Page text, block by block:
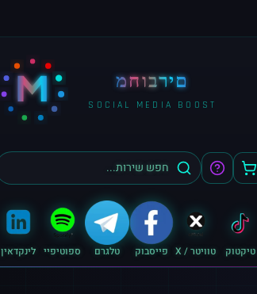
M מחוברים
SOCIAL MEDIA BOOST
טיקטוק טוויטר / X פייסבוק טלגרם ספוטיפיי לינקדאין